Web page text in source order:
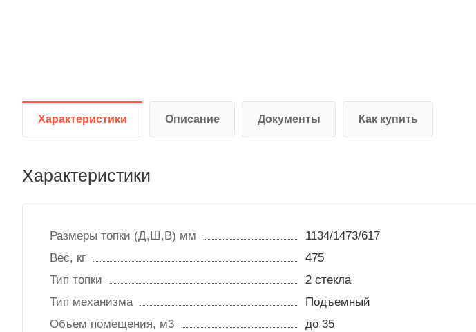
Характеристики Описание Документы Как купить
Характеристики
Размеры топки (Д,Ш,В) мм
1134/1473/617
Вес, кг
475
Тип топки
2 стекла
Тип механизма
Подъемный
Объем помещения, м3
до 35